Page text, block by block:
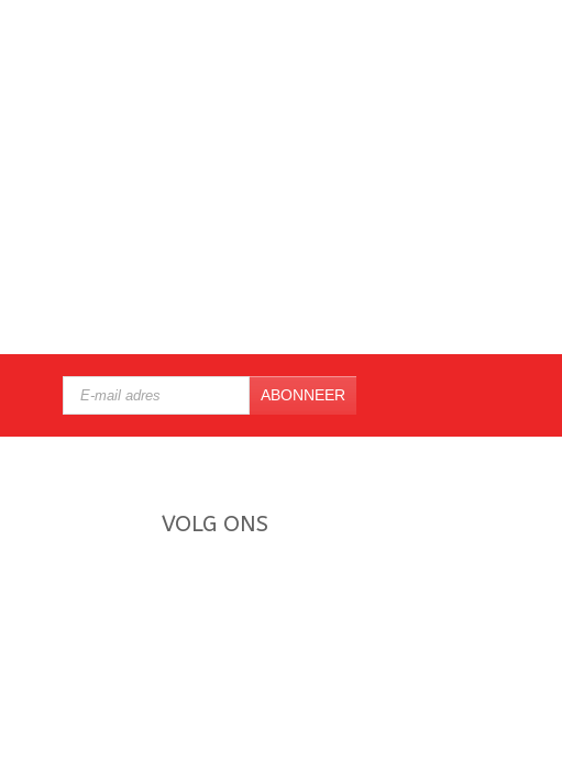
ABONNEER
VOLG ONS